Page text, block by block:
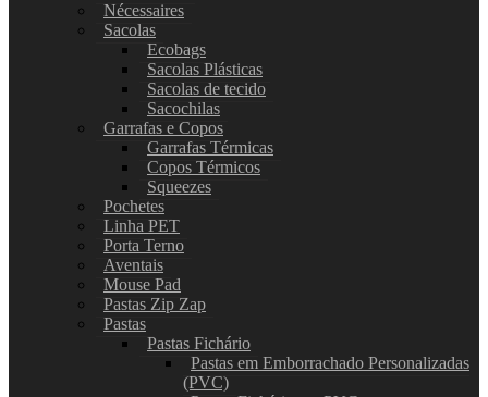
Nécessaires
Sacolas
Ecobags
Sacolas Plásticas
Sacolas de tecido
Sacochilas
Garrafas e Copos
Garrafas Térmicas
Copos Térmicos
Squeezes
Pochetes
Linha PET
Porta Terno
Aventais
Mouse Pad
Pastas Zip Zap
Pastas
Pastas Fichário
Pastas em Emborrachado Personalizadas
(PVC)